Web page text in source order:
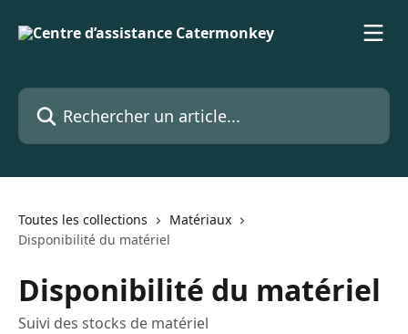
Rechercher un article...
Toutes les collections
Matériaux
Disponibilité du matériel
Disponibilité du matériel
Suivi des stocks de matériel